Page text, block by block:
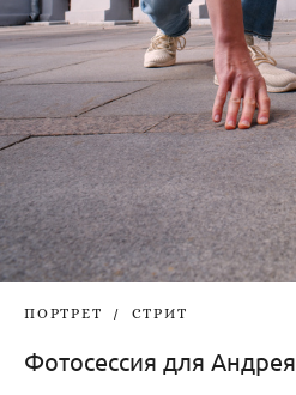
ПОРТРЕТ СТРИТ
Фотосессия для Андрея